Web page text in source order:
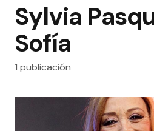
Sylvia
Sofía
1 publicación